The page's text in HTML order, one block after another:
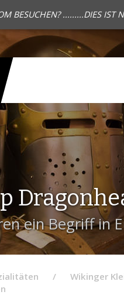
BESUCHEN? .........DIES IST
ein Begriff in
Wikinger